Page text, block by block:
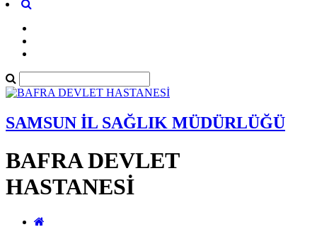
SAMSUN İL SAĞLIK MÜDÜRLÜĞÜ
BAFRA DEVLET
HASTANESİ